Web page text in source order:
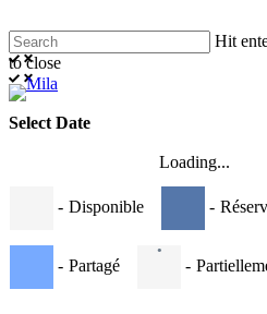
to
main
content
Hit
to close
Close
Search
Select Date
Loading...
- Disponible -
- Partagé
·
-